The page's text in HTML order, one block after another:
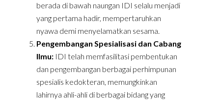
berada di bawah naungan IDI selalu menjadi
yang pertama hadir, mempertaruhkan
nyawa demi menyelamatkan sesama.
Pengembangan Spesialisasi dan Cabang
Ilmu: IDI telah memfasilitasi pembentukan
dan pengembangan berbagai perhimpunan
spesialis kedokteran, memungkinkan
lahirnya ahli-ahli di berbagai bidang yang